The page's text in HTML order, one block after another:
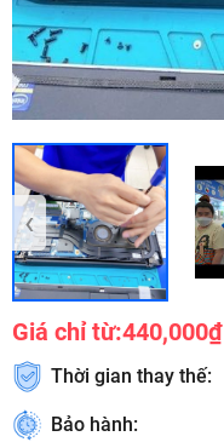
‹
Giá chỉ từ:440,000₫
Thời gian thay thế:
Bảo hành: